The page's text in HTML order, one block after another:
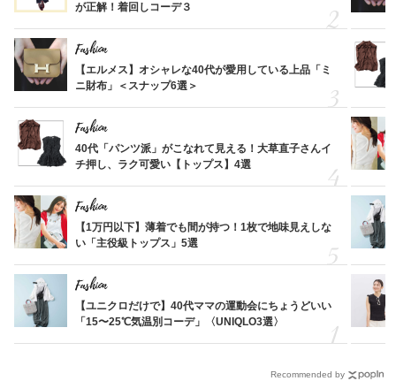
が正解！着回しコーデ３
Fashion
【エルメス】オシャレな40代が愛用している上品「ミ
ニ財布」＜スナップ6選＞
Fashion
40代「パンツ派」がこなれて見える！大草直子さんイ
チ押し、ラク可愛い【トップス】4選
Fashion
【1万円以下】薄着でも間が持つ！1枚で地味見えしな
い「主役級トップス」5選
Fashion
【ユニクロだけで】40代ママの運動会にちょうどいい
「15〜25℃気温別コーデ」〈UNIQLO3選〉
Recommended by